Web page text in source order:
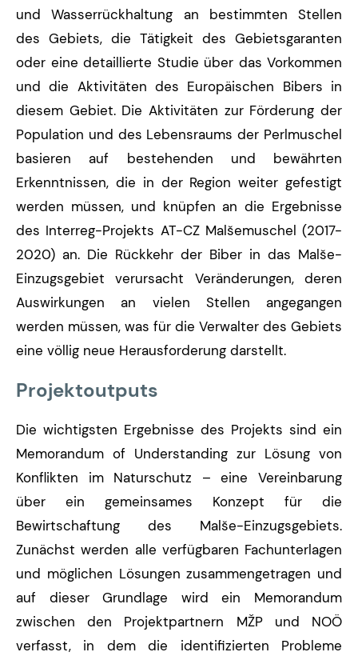
und Wasserrückhaltung an bestimmten Stellen
des Gebiets, die Tätigkeit des Gebietsgaranten
oder eine detaillierte Studie über das Vorkommen
und die Aktivitäten des Europäischen Bibers in
diesem Gebiet. Die Aktivitäten zur Förderung der
Population und des Lebensraums der Perlmuschel
basieren auf bestehenden und bewährten
Erkenntnissen, die in der Region weiter gefestigt
werden müssen, und knüpfen an die Ergebnisse
des Interreg-Projekts AT-CZ Malšemuschel (2017-
2020) an. Die Rückkehr der Biber in das Malše-
Einzugsgebiet verursacht Veränderungen, deren
Auswirkungen an vielen Stellen angegangen
werden müssen, was für die Verwalter des Gebiets
eine völlig neue Herausforderung darstellt.
Projektoutputs
Die wichtigsten Ergebnisse des Projekts sind ein
Memorandum of Understanding zur Lösung von
Konflikten im Naturschutz – eine Vereinbarung
über ein gemeinsames Konzept für die
Bewirtschaftung des Malše-Einzugsgebiets.
Zunächst werden alle verfügbaren Fachunterlagen
und möglichen Lösungen zusammengetragen und
auf dieser Grundlage wird ein Memorandum
zwischen den Projektpartnern MŽP und NOÖ
verfasst, in dem die identifizierten Probleme